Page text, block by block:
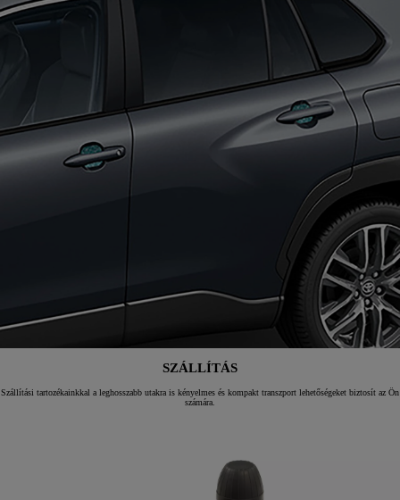
SZÁLLÍTÁS
Szállítási tartozékainkkal a leghosszabb utakra is kényelmes és kompakt transzport lehetőségeket biztosít az Ön
számára.